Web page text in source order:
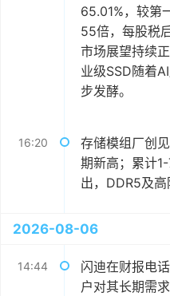
65.01%，较第
55倍，每股税
市场展望持续
业级SSD随着
步发酵。
16:20
存储模组厂创
期新高；累计
出，DDR5及
2026-08-06
14:44
闪迪在财报电
户对其长期需